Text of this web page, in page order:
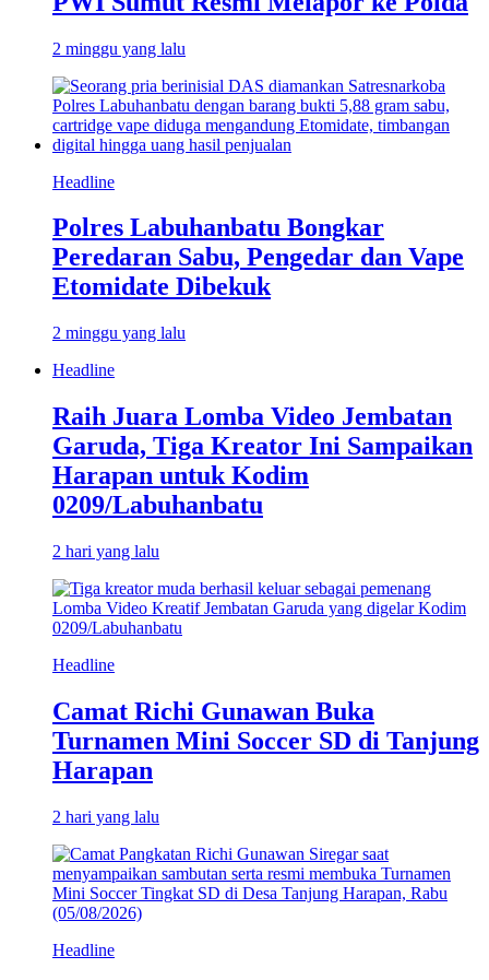
2 minggu yang lalu
Headline
Polres Labuhanbatu Bongkar
Peredaran Sabu, Pengedar dan Vape
Etomidate Dibekuk
2 minggu yang lalu
Headline
Raih Juara Lomba Video Jembatan
Garuda, Tiga Kreator Ini Sampaikan
Harapan untuk Kodim
0209/Labuhanbatu
2 hari yang lalu
Headline
Camat Richi Gunawan Buka
Turnamen Mini Soccer SD di Tanjung
Harapan
2 hari yang lalu
Headline